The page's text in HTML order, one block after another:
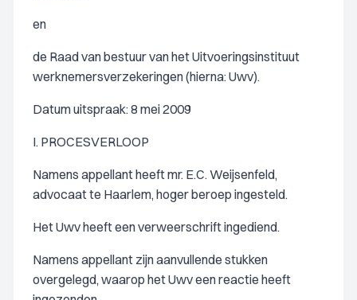
en
de Raad van bestuur van het Uitvoeringsinstituut
werknemersverzekeringen (hierna: Uwv).
Datum uitspraak: 8 mei 2009
I. PROCESVERLOOP
Namens appellant heeft mr. E.C. Weijsenfeld,
advocaat te Haarlem, hoger beroep ingesteld.
Het Uwv heeft een verweerschrift ingediend.
Namens appellant zijn aanvullende stukken
overgelegd, waarop het Uwv een reactie heeft